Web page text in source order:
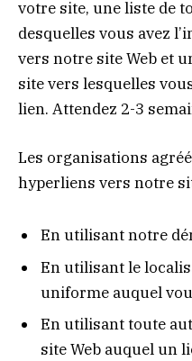
votre site, une liste de
desquelles vous avez
vers notre site Web et
site vers lesquelles
lien. Attendez 2-3
Les organisations
hyperliens vers notre
En utilisant notre
En utilisant le
uniforme auquel
En utilisant toute
site Web auquel un